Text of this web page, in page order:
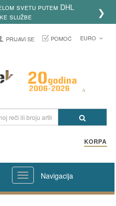
svetu putem DHL
službe
❯
PRIJAVI SE POMOĆ EURO
KORPA
Navigacija